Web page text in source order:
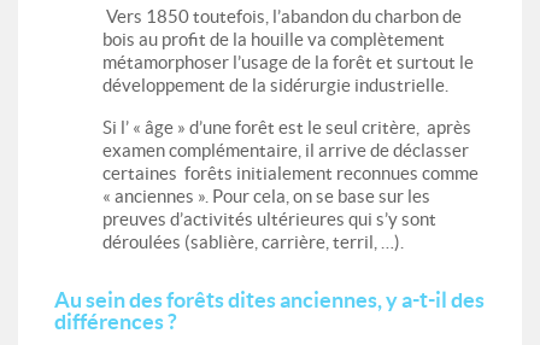
Vers 1850 toutefois, l’abandon du charbon de
bois au profit de la houille va complètement
métamorphoser l’usage de la forêt et surtout le
développement de la sidérurgie industrielle.
Si l’ « âge » d’une forêt est le seul critère, après
examen complémentaire, il arrive de déclasser
certaines forêts initialement reconnues comme
« anciennes ». Pour cela, on se base sur les
preuves d’activités ultérieures qui s’y sont
déroulées (sablière, carrière, terril, …).
Au sein des forêts dites anciennes, y a-t-il des
différences ?